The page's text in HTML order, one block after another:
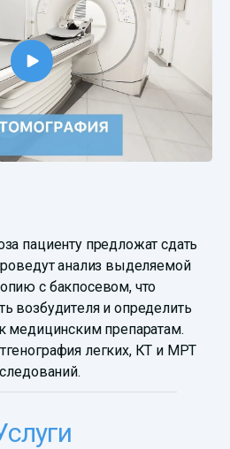
пациенту предложат сдать
анализ выделяемой
с бакпосевом, что
возбудителя и определить
медицинским препаратам.
легких, КТ и МРТ